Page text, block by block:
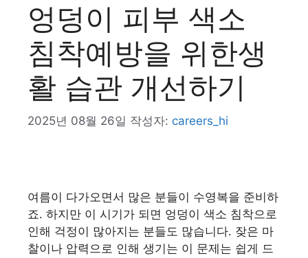
엉덩이 피부 색소
침착예방을 위한생
활 습관 개선하기
2025년 08월 26일 작성자: careers_hi
여름이 다가오면서 많은 분들이 수영복을 준비하
죠. 하지만 이 시기가 되면 엉덩이 색소 침착으로
인해 걱정이 많아지는 분들도 많습니다. 잦은 마
찰이나 압력으로 인해 생기는 이 문제는 쉽게 드